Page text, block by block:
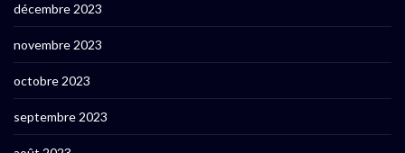
décembre 2023
novembre 2023
octobre 2023
septembre 2023